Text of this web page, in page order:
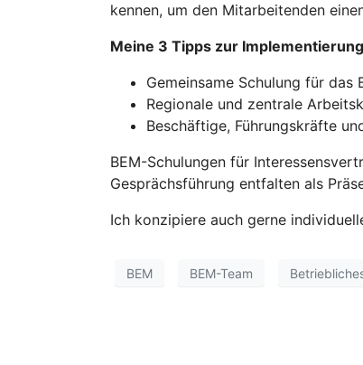
kennen, um den Mitarbeitenden
Meine 3 Tipps zur
Gemeinsame Schulung für das
Regionale und zentrale
Beschäftige, Führungskräfte
BEM-Schulungen für
Gesprächsführung entfalten als
Ich konzipiere auch gerne
BEM BEM-Team